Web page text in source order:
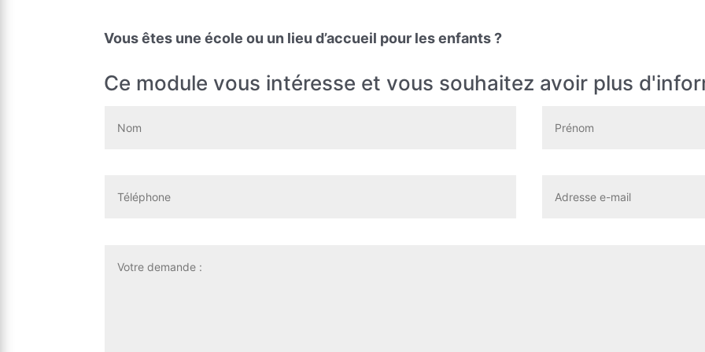
Vous êtes une école ou un lieu d’accueil pour les enfants ?
Ce module vous intéresse et vous souhaitez avoir plus